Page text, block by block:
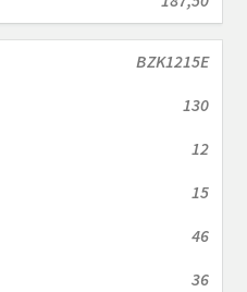
BZK1215E
130
12
15
46
36